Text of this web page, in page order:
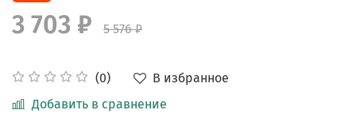
(0)
В избранное
Добавить в сравнение
3 703 ₽ 5 576 ₽